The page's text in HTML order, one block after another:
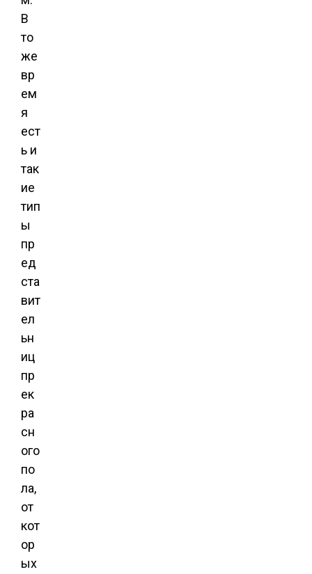
В
то
же
вр
ем
я
ест
ь и
так
ие
тип
ы
пр
ед
ста
вит
ел
ьн
иц
пр
ек
ра
сн
ого
по
ла,
от
кот
ор
ых